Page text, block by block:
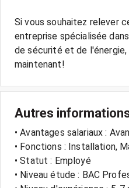
Si vous souhaitez relever
entreprise spécialisée
de sécurité et de
Autres
• Avantages salariaux :
• Fonctions : Installation,
• Statut : Employé
• Niveau étude : BAC